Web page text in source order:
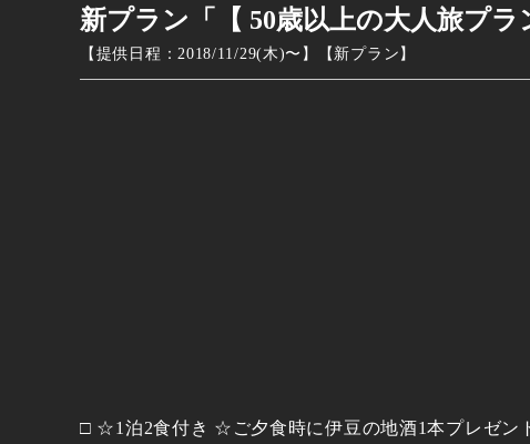
新プラン「【 50歳以上の大人旅プラ
【提供日程：2018/11/29(木)〜】 【 新プラン 】
□ ☆1泊2食付き ☆ご夕食時に伊豆の地酒1本プレゼン